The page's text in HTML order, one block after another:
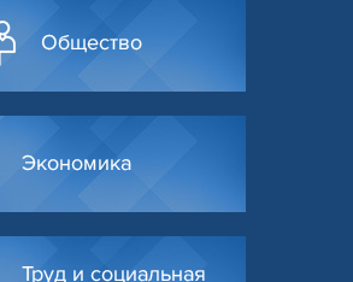
Общество
Экономика
Труд и социальная